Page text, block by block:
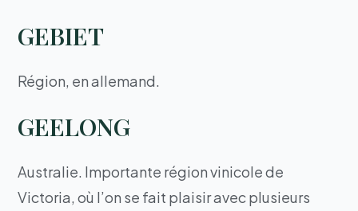
GEBIET
Région, en allemand.
GEELONG
Australie. Importante région vinicole de
Victoria, où l’on se fait plaisir avec plusieurs